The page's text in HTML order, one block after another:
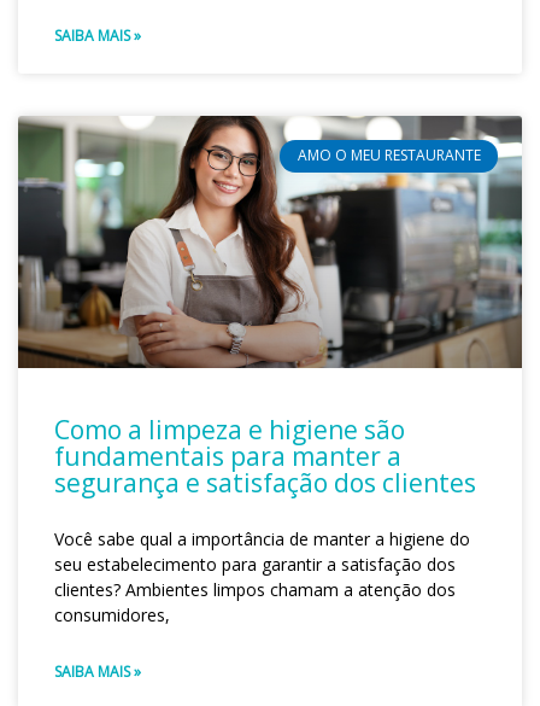
SAIBA MAIS »
AMO O MEU RESTAURANTE
Como a limpeza e higiene são
fundamentais para manter a
segurança e satisfação dos clientes
Você sabe qual a importância de manter a higiene do
seu estabelecimento para garantir a satisfação dos
clientes? Ambientes limpos chamam a atenção dos
consumidores,
SAIBA MAIS »